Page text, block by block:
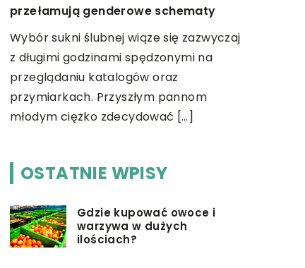
przełamują genderowe schematy
Wybór sukni ślubnej wiąże się zazwyczaj
z długimi godzinami spędzonymi na
przeglądaniu katalogów oraz
przymiarkach. Przyszłym pannom
młodym ciężko zdecydować […]
OSTATNIE WPISY
Gdzie kupować owoce i
warzywa w dużych
ilościach?